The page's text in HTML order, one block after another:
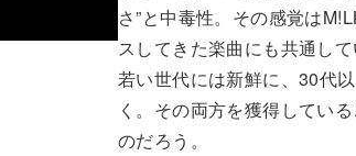
さ”と中毒性。その感覚は
スしてきた楽曲にも共通して
若い世代には新鮮に、30代
く。その両方を獲得してい
のだろう。